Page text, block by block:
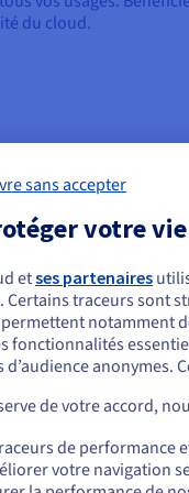
du cloud.
& Machine learning
de
à la portée de
d’outils capables
les défis des
IA & Machine
semblez
commander, rendez-vous
us.ovhcloud.com/
sans accepter
votre
etses partenaires
Certains traceurs sont
notamment
fonctionnalités
d’audience anonymes.
de votre accord,
de performance
votre navigation